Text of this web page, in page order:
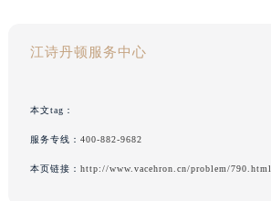
江诗丹顿服务中心
本文tag：
服务专线： 400-882-9682
本页链接： http://www.vacehron.cn/problem/790.html